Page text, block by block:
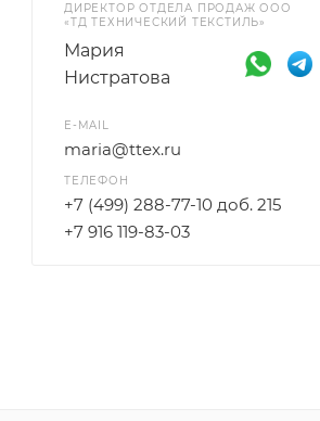
ДИРЕКТОР ОТДЕЛА ПРОДАЖ ООО
«ТД ТЕХНИЧЕСКИЙ ТЕКСТИЛЬ»
Мария
Нистратова
E-MAIL
maria@ttex.ru
ТЕЛЕФОН
+7 (499) 288-77-10 доб. 215
+7 916 119-83-03